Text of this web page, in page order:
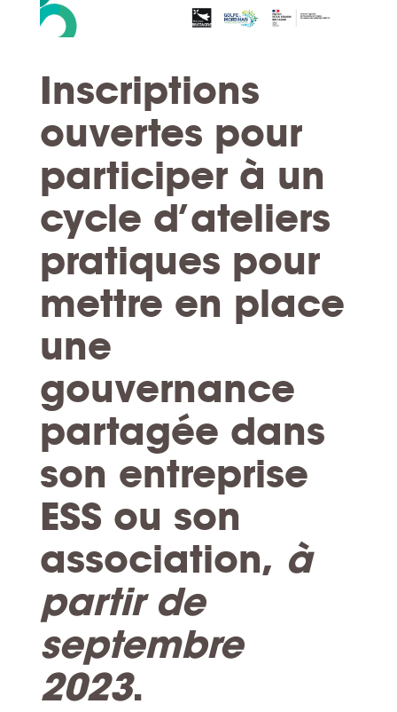
Inscriptions
ouvertes pour
participer à un
cycle d’ateliers
pratiques pour
mettre en place
une
gouvernance
partagée dans
son entreprise
ESS ou son
association, à
partir de
septembre
2023.